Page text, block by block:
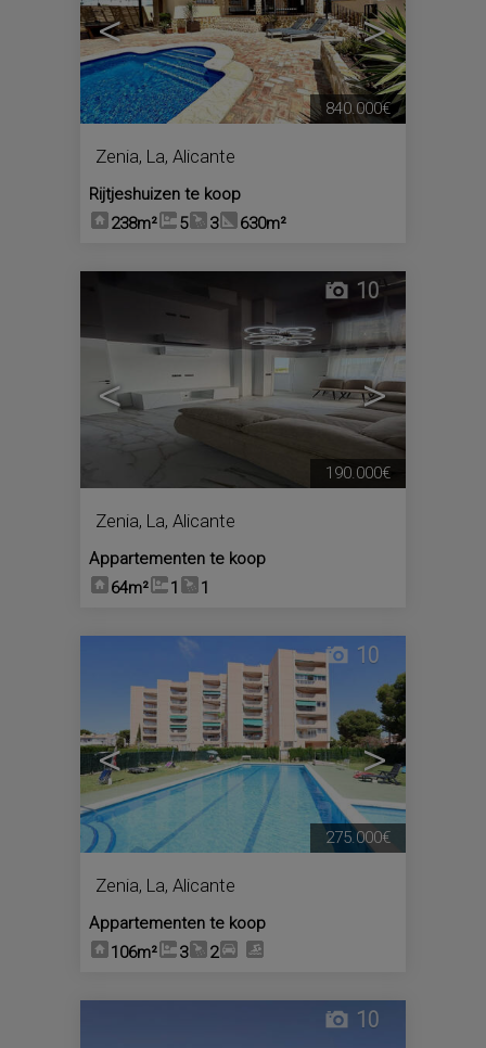
< >
Zenia, La, Alicante
Rijtjeshuizen te koop
238m²
5 3 630m²
840.000€
< >
10
Zenia, La, Alicante
Appartementen te koop
64m²
1 1
190.000€
< >
10
Zenia, La, Alicante
Appartementen te koop
106m²
3 2
275.000€
10